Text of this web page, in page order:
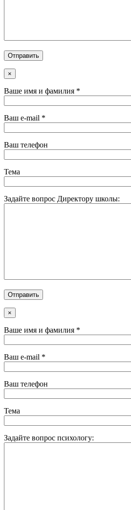
×
Ваше имя и фамилия *
Ваш e-mail *
Ваш телефон
Тема
Задайте вопрос Директору школы:
×
Ваше имя и фамилия *
Ваш e-mail *
Ваш телефон
Тема
Задайте вопрос психологу: